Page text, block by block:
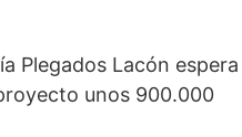
Plegados Lacón espera
unos 900.000